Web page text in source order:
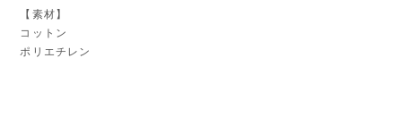
【素材】
コットン
ポリエチレン